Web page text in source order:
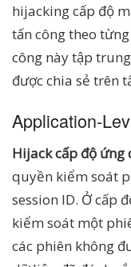
hijacking cấp độ
tấn công theo
công này tập
được chia sẻ trên
Application-
Hijack cấp độ ứng
quyền kiểm soát
session ID. Ở cấp
kiểm soát một
các phiên không